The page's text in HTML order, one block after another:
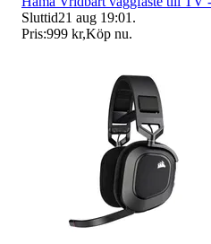
Sluttid21 aug 19:01 .
Pris:999 kr,Köp nu.